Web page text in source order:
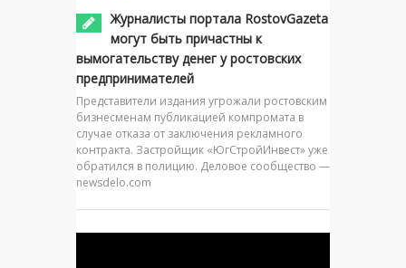
Журналисты портала RostovGazeta
могут быть причастны к
вымогательству денег у ростовских
предпринимателей
Представители издания угрожали ростовским
бизнесменам публикацией компромата в
случае отказа от заключения рекламного
контракта. Застройщик «ЮгСтройИнвест» уже
обратился в полицию. Деловое сообщество —
newsdelo.com